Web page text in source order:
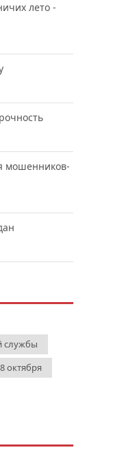
лето -
мошенников-
службы
8 октября